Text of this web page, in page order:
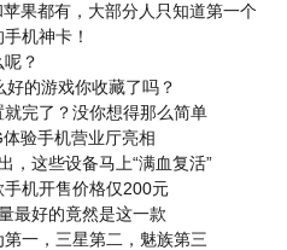
果都有，大部分人只知道第一个
机神卡！
？
的游戏你收藏了吗？
就完了？没你想得那么简单
验手机营业厅亮相
，这些设备马上“满血复活”
机开售价格仅200元
最好的竟然是这一款
一，三星第二，魅族第三